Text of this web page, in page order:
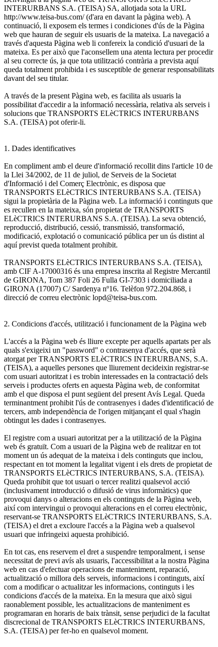
INTERURBANS S.A. (TEISA) SA, allotjada sota la URL
http://www.teisa-bus.com/ (d'ara en davant la pàgina web). A
continuació, li exposem els termes i condiciones d'ús de la Pàgina
web que hauran de seguir els usuaris de la mateixa. La navegació a
través d'aquesta Pàgina web li confereix la condició d'usuari de la
mateixa. Es per això que l'aconsellem una atenta lectura per procedir
al seu correcte ús, ja que tota utilització contrària a prevista aquí
queda totalment prohibida i es susceptible de generar responsabilitats
davant del seu titular.
A través de la present Pàgina web, es facilita als usuaris la
possibilitat d'accedir a la informació necessària, relativa als serveis i
solucions que TRANSPORTS ELèCTRICS INTERURBANS
S.A. (TEISA) pot oferir-li.
1. Dades identificatives
En compliment amb el deure d'informació recollit dins l'article 10 de
la Llei 34/2002, de 11 de juliol, de Serveis de la Societat
d'Informació i del Comerç Electrònic, es disposa que
TRANSPORTS ELèCTRICS INTERURBANS S.A. (TEISA)
sigui la propietària de la Pàgina web. La informació i continguts que
es recullen en la mateixa, són propietat de TRANSPORTS
ELèCTRICS INTERURBANS S.A. (TEISA). La seva obtenció,
reproducció, distribució, cessió, transmissió, transformació,
modificació, explotació o comunicació pública per un ús distint al
aquí previst queda totalment prohibit.
TRANSPORTS ELèCTRICS INTERURBANS S.A. (TEISA),
amb CIF A-17000316 és una empresa inscrita al Registre Mercantil
de GIRONA, Tom 387 Foli 26 Fulla GI-7303 i domiciliada a
GIRONA (17007) C/ Sardenya nº16. Telèfon 972.204.868, i
direcció de correu electrònic lopd@teisa-bus.com.
2. Condicions d'accés, utilització i funcionament de la Pàgina web
L'accés a la Pàgina web és lliure excepte per aquells apartats per als
quals s'exigeixi un "password" o contrasenya d'accés, que serà
atorgat per TRANSPORTS ELèCTRICS INTERURBANS, S.A.
(TEISA), a aquelles persones que lliurement decideixin registrar-se
com usuari autoritzat i es trobin interessades en la contractació dels
serveis i productes oferts en aquesta Pàgina web, de conformitat
amb el que disposa el punt següent del present Avís Legal. Queda
terminantment prohibit l'ús de contrasenyes i dades d'identificació de
tercers, amb independència de l'origen mitjançant el qual s'hagin
obtingut les dades i contrasenyes.
El registre com a usuari autoritzat per a la utilització de la Pàgina
web és gratuït. Com a usuari de la Pàgina web de realitzar en tot
moment un ús adequat de la mateixa i dels continguts que inclou,
respectant en tot moment la legalitat vigent i els drets de propietat de
TRANSPORTS ELèCTRICS INTERURBANS, S.A. (TEISA).
Queda prohibit que tot usuari o tercer realitzi qualsevol acció
(inclusivament introducció o difusió de virus informàtics) que
provoqui danys o alteracions en els continguts de la Pàgina web,
així com intervingui o provoqui alteracions en el correu electrònic,
reservant-se TRANSPORTS ELèCTRICS INTERURBANS, S.A.
(TEISA) el dret a excloure l'accés a la Pàgina web a qualsevol
usuari que infringeixi aquesta prohibició.
En tot cas, ens reservem el dret a suspendre temporalment, i sense
necessitat de previ avís als usuaris, l'accessibilitat a la nostra Pàgina
web en cas d'efectuar operacions de manteniment, reparació,
actualització o millora dels serveis, informacions i continguts, així
com a modificar o actualitzar les informacions, continguts i les
condicions d'accés de la mateixa. En la mesura que això sigui
raonablement possible, les actualitzacions de manteniment es
programaran en horaris de baix trànsit, sense perjudici de la facultat
discrecional de TRANSPORTS ELèCTRICS INTERURBANS,
S.A. (TEISA) per fer-ho en qualsevol moment.